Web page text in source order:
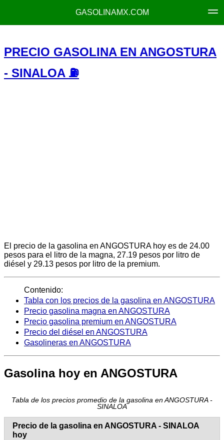
GASOLINAMX.COM
PRECIO GASOLINA EN ANGOSTURA
- SINALOA ⛽
El precio de la gasolina en ANGOSTURA hoy es de 24.00
pesos para el litro de la magna, 27.19 pesos por litro de
diésel y 29.13 pesos por litro de la premium.
Contenido:
Tabla con los precios de la gasolina en ANGOSTURA
Precio gasolina magna en ANGOSTURA
Precio gasolina premium en ANGOSTURA
Precio del diésel en ANGOSTURA
Gasolineras en ANGOSTURA
Gasolina hoy en ANGOSTURA
Tabla de los precios promedio de la gasolina en ANGOSTURA -
SINALOA
Precio de la gasolina en ANGOSTURA - SINALOA
hoy